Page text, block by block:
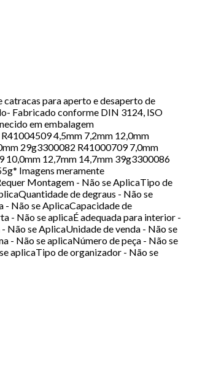
para aperto e desaperto de
Fabricado conforme DIN 3124, ISO
em embalagem
4,5mm 7,2mm 12,0mm
29g3300082 R41000709 7,0mm
10,0mm 12,7mm 14,7mm 39g3300086
Imagens meramente
Montagem - Não se AplicaTipo de
de degraus - Não se
Não se AplicaCapacidade de
- Não se aplicaÉ adequada para interior -
se AplicaUnidade de venda - Não se
- Não se aplicaNúmero de peça - Não se
aplicaTipo de organizador - Não se